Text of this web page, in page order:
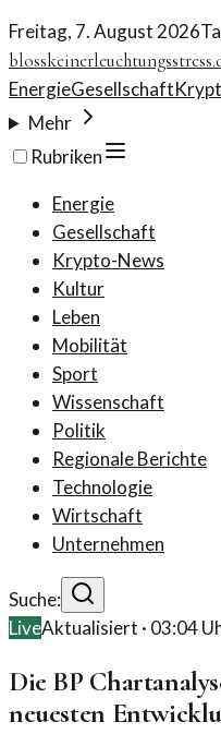
Freitag, 7. August 2026
EnergieGesellschaft
Mehr
Rubriken
Energie
Gesellschaft
Krypto-News
Kultur
Leben
Mobilität
Sport
Wissenschaft
Politik
Regionale Berichte
Technologie
Wirtschaft
Unternehmen
Suche:
LiveAktualisiert · 03:04
Die BP
neuesten